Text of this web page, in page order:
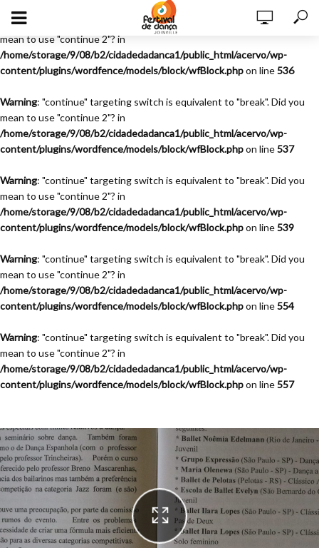
Warning
: "continue" targeting switch is equivalent to "break". Did you
mean to use "continue 2"? in
/home/storage/9/08/b2/cidadedadanca1/public_html/acervo/wp-
content/plugins/wordfence/models/block/wfBlock.phpon line536
Warning: "continue" targeting switch is equivalent to "break". Did you
mean to use "continue 2"? in
/home/storage/9/08/b2/cidadedadanca1/public_html/acervo/wp-
content/plugins/wordfence/models/block/wfBlock.phpon line537
Warning: "continue" targeting switch is equivalent to "break". Did you
mean to use "continue 2"? in
/home/storage/9/08/b2/cidadedadanca1/public_html/acervo/wp-
content/plugins/wordfence/models/block/wfBlock.phpon line539
Warning: "continue" targeting switch is equivalent to "break". Did you
mean to use "continue 2"? in
/home/storage/9/08/b2/cidadedadanca1/public_html/acervo/wp-
content/plugins/wordfence/models/block/wfBlock.phpon line554
Warning: "continue" targeting switch is equivalent to "break". Did you
mean to use "continue 2"? in
/home/storage/9/08/b2/cidadedadanca1/public_html/acervo/wp-
content/plugins/wordfence/models/block/wfBlock.phpon line557